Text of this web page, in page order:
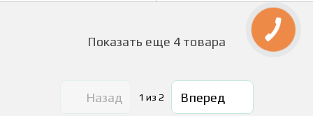
Показать еще 4 товара
Назад 1 из 2 Вперед